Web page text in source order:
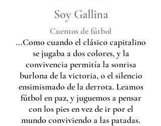
Soy Gallina
Cuentos de fútbol
...Como cuando el clásico capitalino
se jugaba a dos colores, y la
convivencia permitía la sonrisa
burlona de la victoria, o el silencio
ensimismado de la derrota. Leamos
fútbol en paz, y juguemos a pensar
con los pies en vez de ir por el
mundo conviviendo a las patadas.